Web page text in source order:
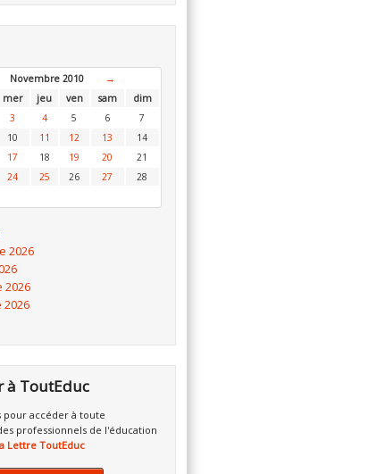
Novembre 2010
→
mer jeu ven sam
dim
3 4 5 6
7
10 11 12 13
14
17 18 19 20
21
24 25 26 27
28
2026
2026
2026
à ToutEduc
pour accéder à toute
professionnels de l'éducation
Lettre ToutEduc